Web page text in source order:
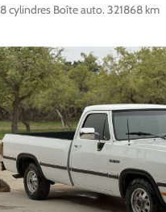
8 cylindres Boîte auto. 321868 km